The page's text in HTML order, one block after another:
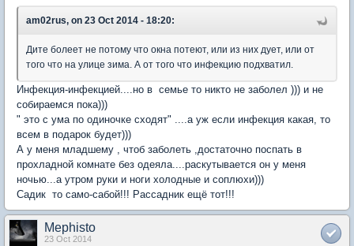
am02rus, on 23 Oct 2014 - 18:20:
Дите болеет не потому что окна потеют, или из них дует, или от
того что на улице зима. А от того что инфекцию подхватил.
Инфекция-инфекцией....но в семье то никто не заболел ))) и не
собираемся пока)))
" это с ума по одиночке сходят" ....а уж если инфекция какая, то
всем в подарок будет)))
А у меня младшему , чтоб заболеть ,достаточно поспать в
прохладной комнате без одеяла....раскутывается он у меня
ночью...а утром руки и ноги холодные и соплюхи)))
Садик то само-сабой!!! Рассадник ещё тот!!!
Mephisto
23 Oct 2014